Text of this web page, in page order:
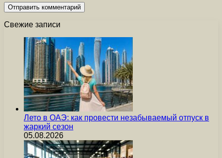
Свежие записи
Лето в ОАЭ: как провести незабываемый отпуск в
жаркий сезон
05.08.2026